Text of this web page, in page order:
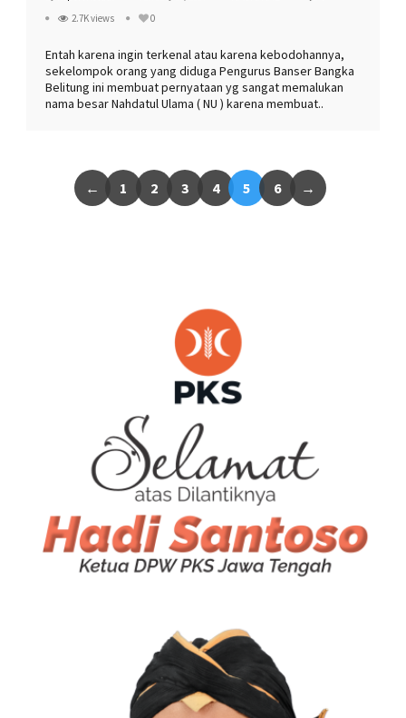
2.7K views
0
Entah karena ingin terkenal atau karena kebodohannya,
sekelompok orang yang diduga Pengurus Banser Bangka
Belitung ini membuat pernyataan yg sangat memalukan
nama besar Nahdatul Ulama ( NU ) karena membuat..
← 1 2 3 4 5 6 →